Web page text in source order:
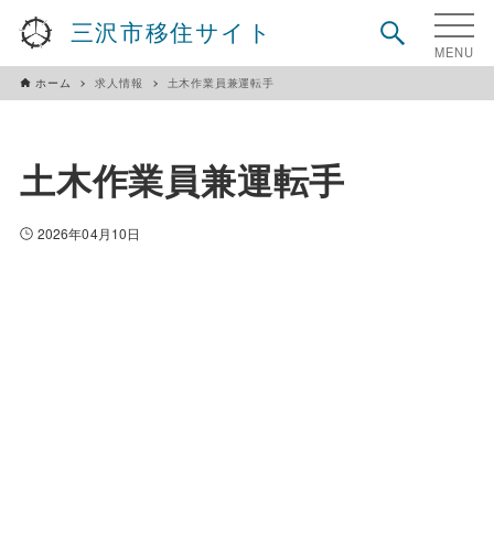
三沢市移住サイト
ホーム 求人情報 土木作業員兼運転手
土木作業員兼運転手
2026年04月10日